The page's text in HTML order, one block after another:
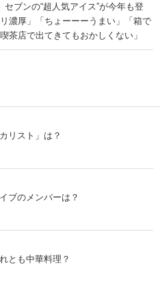
セブンの“超人気アイス”が今年も登
濃厚」「ちょーーーうまい」「箱で
茶店で出てきてもおかしくない」
リスト」は？
ブのメンバーは？
とも中華料理？